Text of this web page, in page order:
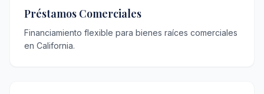
Préstamos Comerciales
Financiamiento flexible para bienes raíces comerciales
en California.